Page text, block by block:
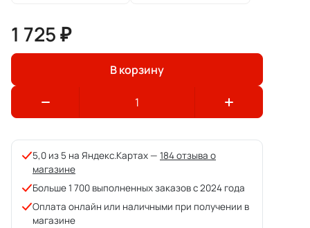
1 725 ₽
В корзину
5,0 из 5 на Яндекс.Картах — 184 отзыва о
магазине
Больше 1 700 выполненных заказов с 2024 года
Оплата онлайн или наличными при получении в
магазине